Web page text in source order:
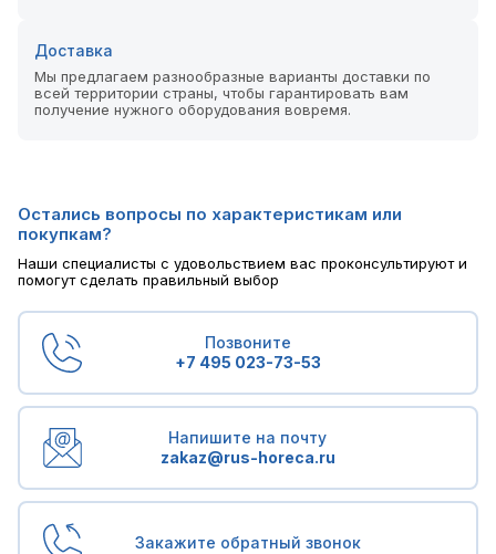
Доставка
Мы предлагаем разнообразные варианты доставки по
всей территории страны, чтобы гарантировать вам
получение нужного оборудования вовремя.
Остались вопросы по характеристикам или
покупкам?
Наши специалисты с удовольствием вас проконсультируют и
помогут сделать правильный выбор
Позвоните
+7 495 023-73-53
Напишите на почту
zakaz@rus-horeca.ru
Закажите обратный звонок